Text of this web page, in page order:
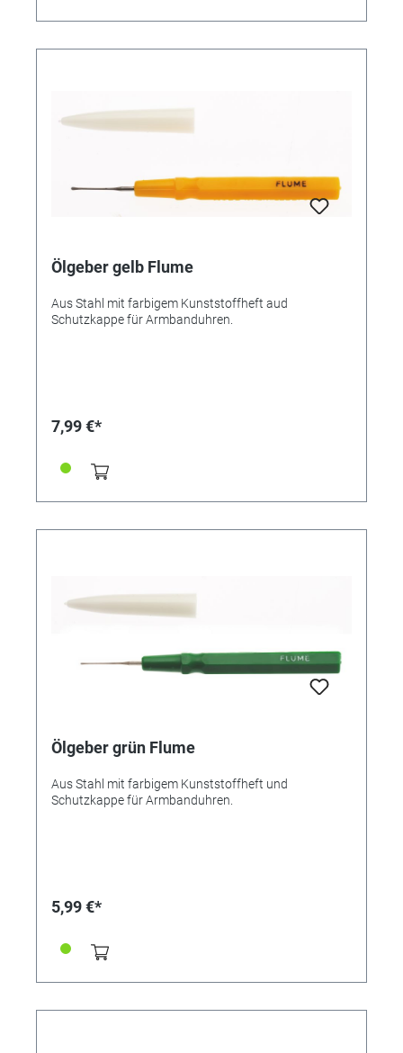
Ölgeber gelb Flume
Aus Stahl mit farbigem Kunststoffheft aud
Schutzkappe für Armbanduhren.
7,99 €*
Ölgeber grün Flume
Aus Stahl mit farbigem Kunststoffheft und
Schutzkappe für Armbanduhren.
5,99 €*